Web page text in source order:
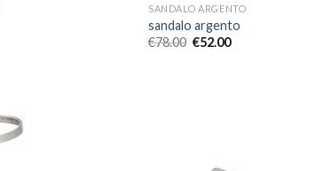
SANDALO ARGENTO
sandalo argento
€78.00 €52.00